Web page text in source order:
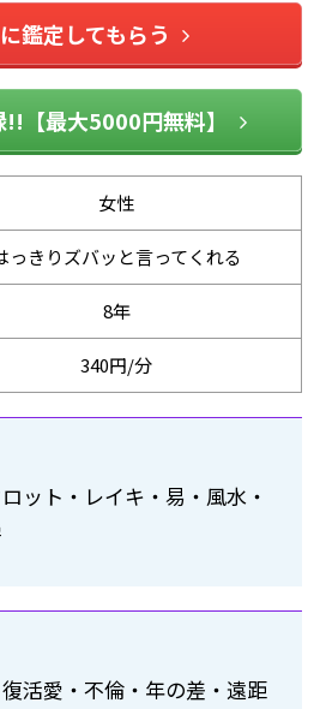
鑑定してもらう
【最大5000円無料】
女性
っきりズバッと言ってくれる
8年
340円/分
ット・レイキ・易・風水・
活愛・不倫・年の差・遠距